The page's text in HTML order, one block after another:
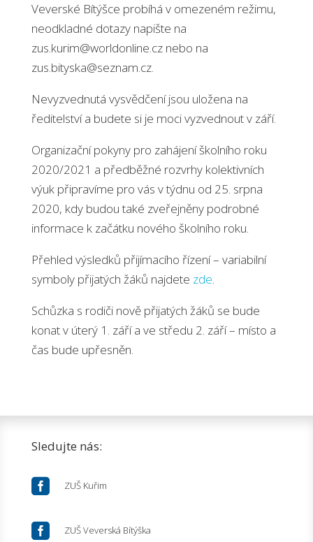
Veverské Bítýšce probíhá v omezeném režimu,
neodkladné dotazy napište na
zus.kurim@worldonline.cz nebo na
zus.bityska@seznam.cz.
Nevyzvednutá vysvědčení jsou uložena na
ředitelství a budete si je moci vyzvednout v září.
Organizační pokyny pro zahájení školního roku
2020/2021 a předběžné rozvrhy kolektivních
výuk připravíme pro vás v týdnu od 25. srpna
2020, kdy budou také zveřejněny podrobné
informace k začátku nového školního roku.
Přehled výsledků přijímacího řízení – variabilní
symboly přijatých žáků najdete zde.
Schůzka s rodiči nově přijatých žáků se bude
konat v úterý 1. září a ve středu 2. září – místo a
čas bude upřesněn.
Sledujte nás:
 ZUŠ Kuřim
 ZUŠ Veverská Bítýška